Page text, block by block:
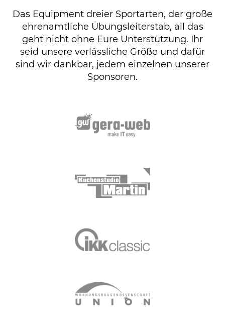
Das Equipment dreier Sportarten, der große
ehrenamtliche Übungsleiterstab, all das
geht nicht ohne Eure Unterstützung. Ihr
seid unsere verlässliche Größe und dafür
sind wir dankbar, jedem einzelnen unserer
Sponsoren.